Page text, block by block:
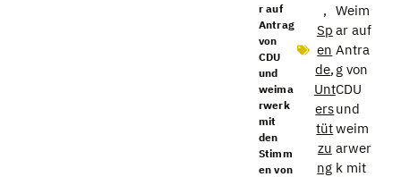
r auf
Antrag
von
CDU
und
weima
rwerk
mit
den
Stimm
en von
,
Sp
en
de,
Unt
ers
tüt
zu
ng
Weim
ar auf
Antra
g von
CDU
und
weim
arwer
k mit